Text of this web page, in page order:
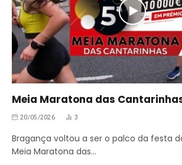
Meia Maratona das
20/05/2026 3
Bragança voltou a ser o palco da festa
Meia Maratona das…